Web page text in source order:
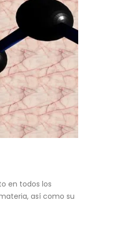
en todos los
así como su